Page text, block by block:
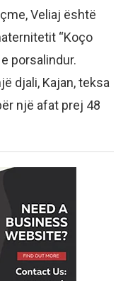
Veliaj është
“Koço
porsalindur.
djali, Kajan, teksa
një afat prej 48